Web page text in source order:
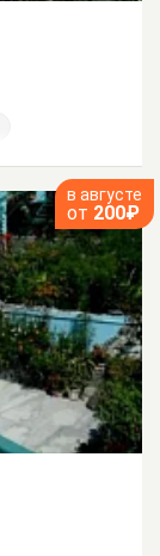
в августе
от 200₽